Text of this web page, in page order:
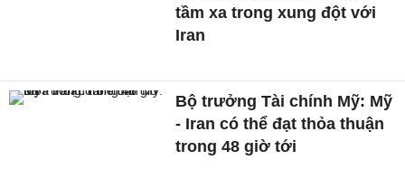
tầm xa trong xung đột với
Iran
Bộ trưởng Tài chính Mỹ: Mỹ
- Iran có thể đạt thỏa thuận
trong 48 giờ tới